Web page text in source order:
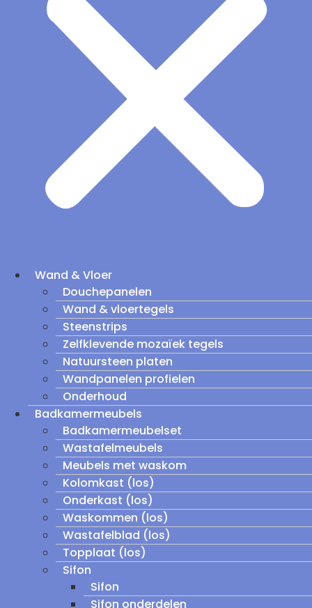
Wand & Vloer
Douchepanelen
Wand & vloertegels
Steenstrips
Zelfklevende mozaïek tegels
Natuursteen platen
Wandpanelen profielen
Onderhoud
Badkamermeubels
Badkamermeubelset
Wastafelmeubels
Meubels met waskom
Kolomkast (los)
Onderkast (los)
Waskommen (los)
Wastafelblad (los)
Topplaat (los)
Sifon
Sifon
Sifon onderdelen